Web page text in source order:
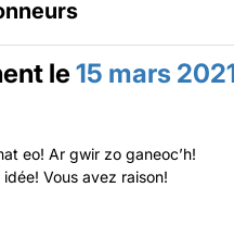
le15 mars
eo! Ar gwir zo ganeoc’h!
Vous avez raison!